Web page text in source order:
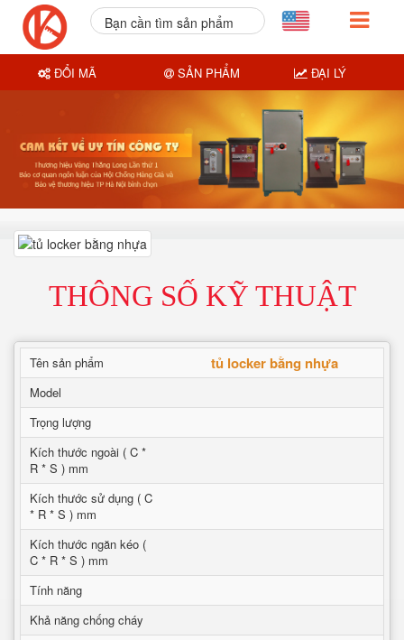
THÔNG SỐ KỸ THUẬT
Tên sản phẩm tủ locker bằng nhựa
Model
Trọng lượng
Kích thước ngoài ( C *
R * S ) mm
Kích thước sử dụng ( C
* R * S ) mm
Kích thước ngăn kéo (
C * R * S ) mm
Tính năng
Khả năng chống cháy
Bạn cần tìm sản phẩm
ĐỔI MÃ SẢN PHẨM ĐẠI LÝ